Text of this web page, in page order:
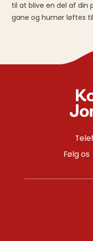
til at blive en del af din
gane og humør løftes
Følg os